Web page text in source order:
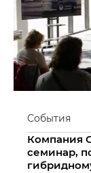
События
Компания
семинар,